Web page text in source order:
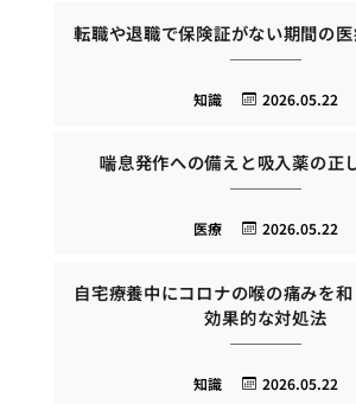
転職や退職で保険証がない期間の
2026.05.22
知識
喘息発作への備えと吸入薬の正
2026.05.22
医療
自宅療養中にコロナの喉の痛みを
効果的な対処法
2026.05.22
知識